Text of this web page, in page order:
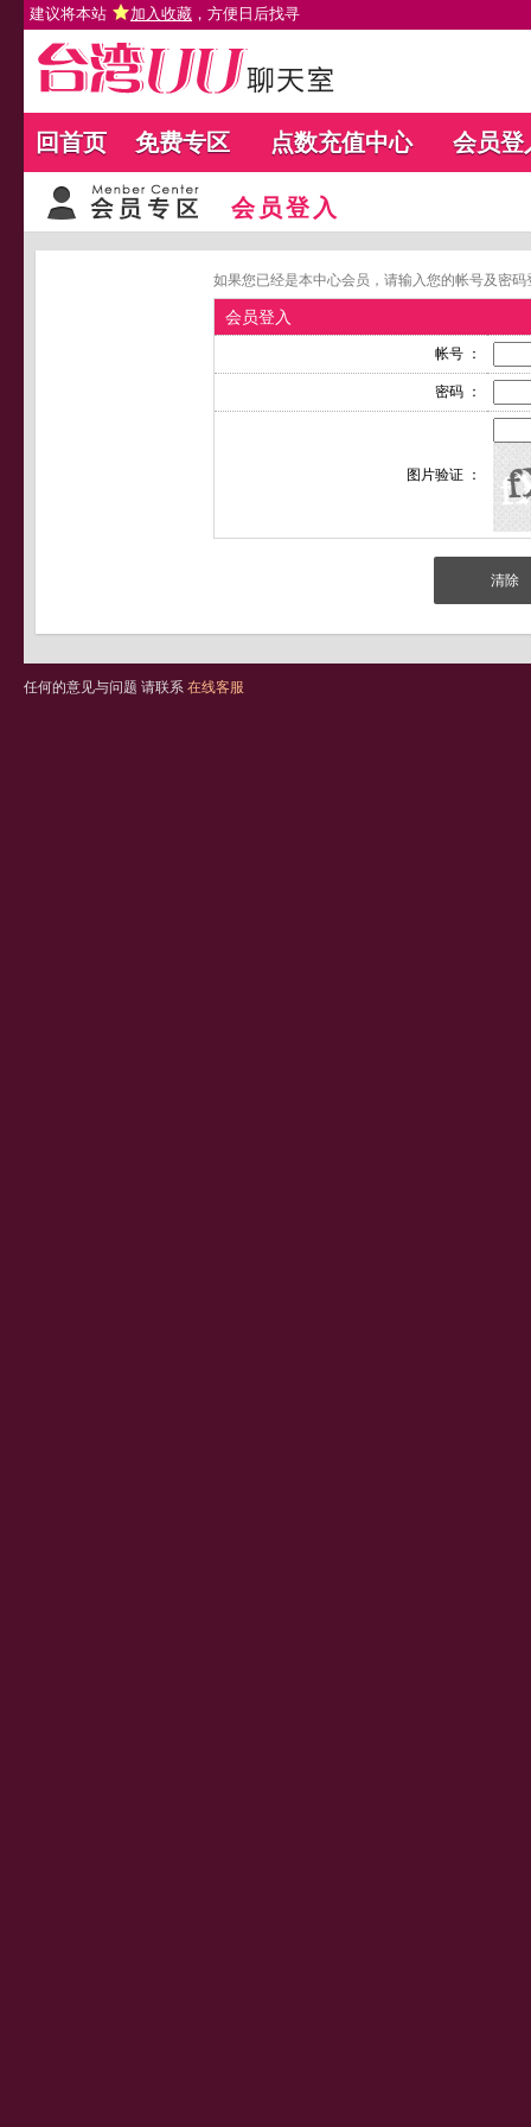
建议将本站 加入收藏 ，方便日后找寻
回首页 免费专区 点数充值中心 会员登
会员登入
如果您已经是本中心会员，请输入您的帐号及密
会员登入
帐号 ：
密码 ：
图片验证 ：
任何的意见与问题 请联系 在线客服